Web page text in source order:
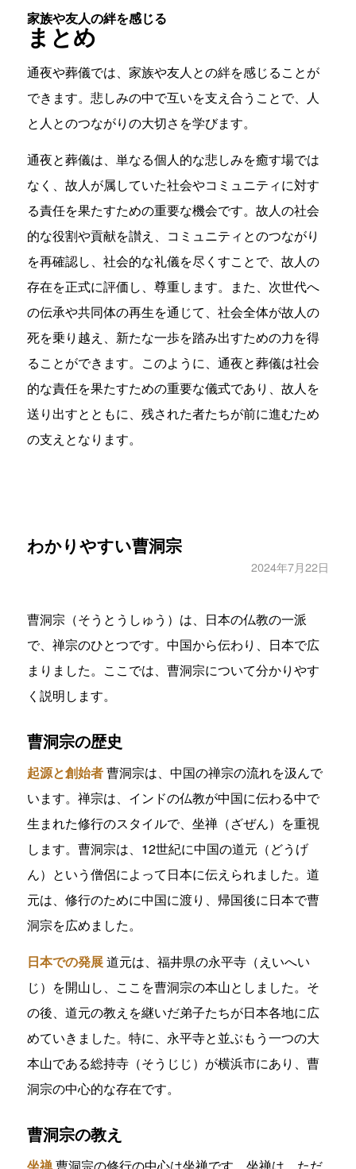
家族や友人の絆を感じる
まとめ
通夜や葬儀では、家族や友人との絆を感じることが
できます。悲しみの中で互いを支え合うことで、人
と人とのつながりの大切さを学びます。
通夜と葬儀は、単なる個人的な悲しみを癒す場では
なく、故人が属していた社会やコミュニティに対す
る責任を果たすための重要な機会です。故人の社会
的な役割や貢献を讃え、コミュニティとのつながり
を再確認し、社会的な礼儀を尽くすことで、故人の
存在を正式に評価し、尊重します。また、次世代へ
の伝承や共同体の再生を通じて、社会全体が故人の
死を乗り越え、新たな一歩を踏み出すための力を得
ることができます。このように、通夜と葬儀は社会
的な責任を果たすための重要な儀式であり、故人を
送り出すとともに、残された者たちが前に進むため
の支えとなります。
わかりやすい曹洞宗
2024年7月22日
曹洞宗（そうとうしゅう）は、日本の仏教の一派
で、禅宗のひとつです。中国から伝わり、日本で広
まりました。ここでは、曹洞宗について分かりやす
く説明します。
曹洞宗の歴史
起源と創始者曹洞宗は、中国の禅宗の流れを汲んで
います。禅宗は、インドの仏教が中国に伝わる中で
生まれた修行のスタイルで、坐禅（ざぜん）を重視
します。曹洞宗は、12世紀に中国の道元（どうげ
ん）という僧侶によって日本に伝えられました。道
元は、修行のために中国に渡り、帰国後に日本で曹
洞宗を広めました。
日本での発展道元は、福井県の永平寺（えいへい
じ）を開山し、ここを曹洞宗の本山としました。そ
の後、道元の教えを継いだ弟子たちが日本各地に広
めていきました。特に、永平寺と並ぶもう一つの大
本山である総持寺（そうじじ）が横浜市にあり、曹
洞宗の中心的な存在です。
曹洞宗の教え